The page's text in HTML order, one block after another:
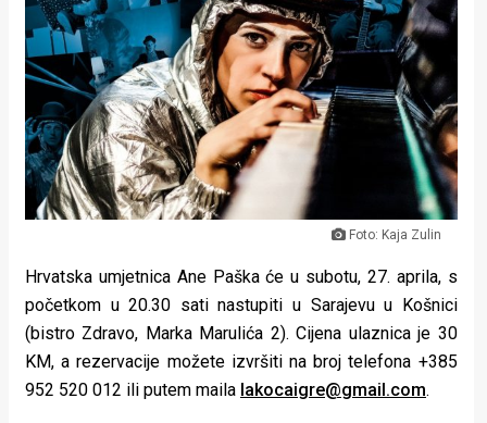
Beauty
Fashion
Zdravlje
Za
stolom
pokretu
Ideje
Foto: Kaja Zulin
Hrvatska umjetnica Ane Paška će u subotu, 27. aprila, s
početkom u 20.30 sati nastupiti u Sarajevu u Košnici
(bistro Zdravo, Marka Marulića 2).Cijena ulaznica je 30
KM, a rezervacije možete izvršiti na broj telefona +385
952 520 012 ili putem maila lakocaigre@gmail.com.